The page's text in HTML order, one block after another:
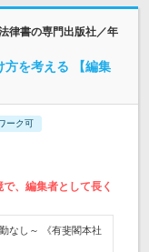
律書の専門出版社／年
方を考える 【編集
ーク可
、編集者として長く
なし～ 《有斐閣本社